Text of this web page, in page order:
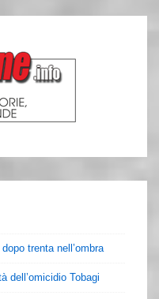
trenta nell’ombra
dell’omicidio Tobagi